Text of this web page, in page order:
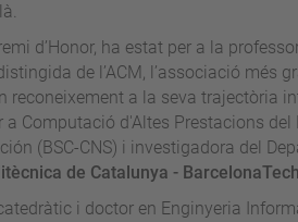
d’Honor, ha estat per a la
de l’ACM, l’associació més
reconeixement a la seva trajectòria
a Computació d'Altes Prestacions
(BSC-CNS) i investigadora del
de Catalunya -
i doctor en Enginyeria